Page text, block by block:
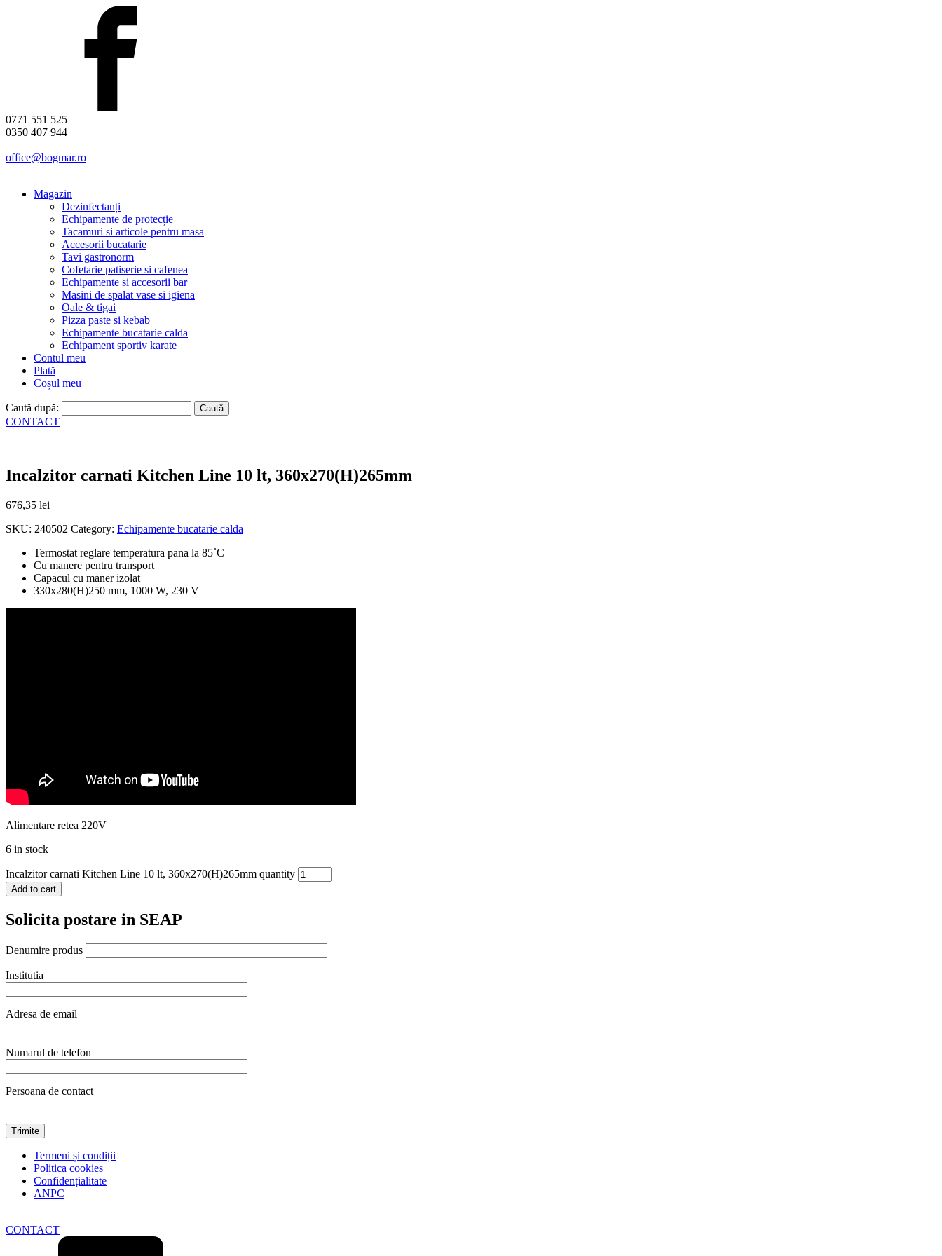
0771 551 525
0350 407 944
office@bogmar.ro
Magazin
Dezinfectanți
Echipamente de protecție
Tacamuri si articole pentru masa
Accesorii bucatarie
Tavi gastronorm
Cofetarie patiserie si cafenea
Echipamente si accesorii bar
Masini de spalat vase si igiena
Oale & tigai
Pizza paste si kebab
Echipamente bucatarie calda
Echipament sportiv karate
Contul meu
Plată
Coșul meu
Caută după:
CONTACT
Incalzitor carnati Kitchen Line 10 lt, 360x270(H)265mm
676,35 lei
SKU: 240502 Category: Echipamente bucatarie calda
Termostat reglare temperatura pana la 85˚C
Cu manere pentru transport
Capacul cu maner izolat
330x280(H)250 mm, 1000 W, 230 V
Alimentare retea 220V
6 in stock
Incalzitor carnati Kitchen Line 10 lt, 360x270(H)265mm quantity
Add to cart
Solicita postare in SEAP
Denumire produs
Institutia
Adresa de email
Numarul de telefon
Persoana de contact
Termeni și condiții
Politica cookies
Confidențialitate
ANPC
CONTACT